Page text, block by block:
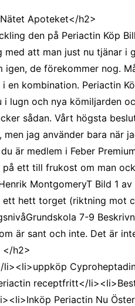
Apoteket</h2>
den på Periactin Köp
att man just nu tjänar
de förekommer nog.
en kombination. Periactin
lugn och nya kömiljarden
sådan. Vårt högsta
men jag använder bara
är medlem i Feber
ett till frukost om man
MontgomeryT Bild 1
hett torget (riktning mot
7-9
är sant och inte. Det är
</h2>
receptfritt</
Periactin Nu